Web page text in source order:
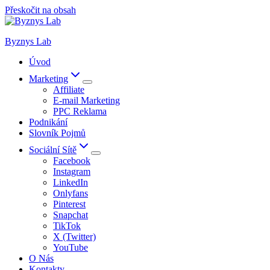
Přeskočit na obsah
Byznys Lab
Úvod
Marketing
Affiliate
E-mail Marketing
PPC Reklama
Podnikání
Slovník Pojmů
Sociální Sítě
Facebook
Instagram
LinkedIn
Onlyfans
Pinterest
Snapchat
TikTok
X (Twitter)
YouTube
O Nás